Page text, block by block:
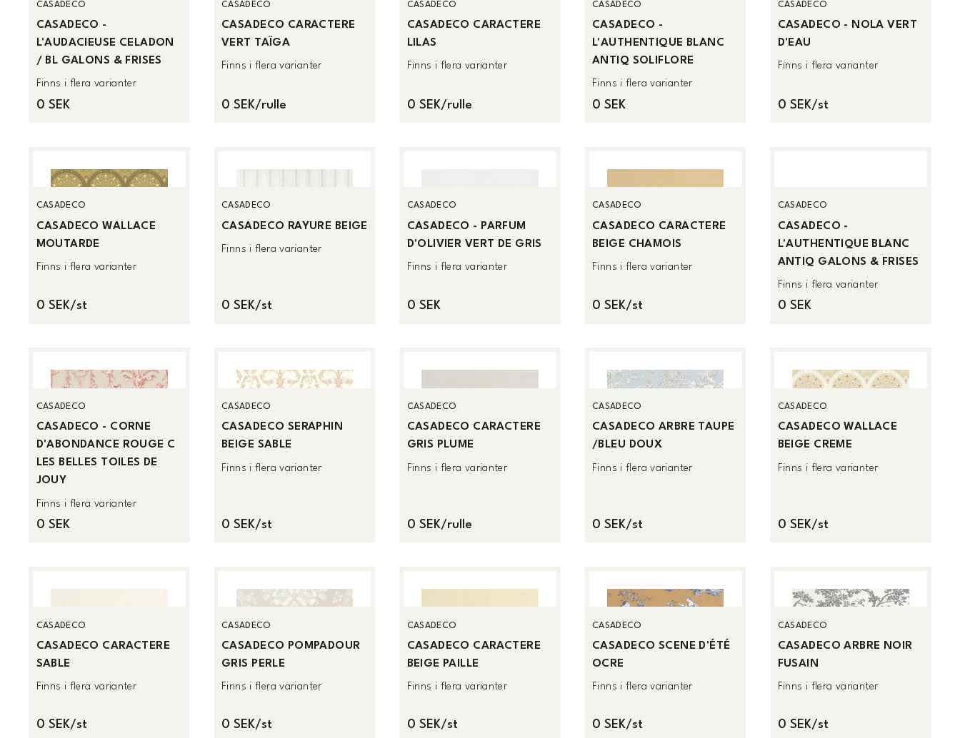
CASADECO
CASADECO -
L'AUDACIEUSE CELADON
/ BL GALONS & FRISES
Finns i flera varianter
0 SEK
CASADECO
CASADECO CARACTERE
VERT TAÏGA
Finns i flera varianter
0 SEK/rulle
CASADECO
CASADECO CARACTERE
LILAS
Finns i flera varianter
0 SEK/rulle
CASADECO
CASADECO -
L'AUTHENTIQUE BLANC
ANTIQ SOLIFLORE
Finns i flera varianter
0 SEK
CASADECO
CASADECO - NOLA VERT
D'EAU
Finns i flera varianter
0 SEK/st
CASADECO
CASADECO WALLACE
MOUTARDE
Finns i flera varianter
0 SEK/st
CASADECO
CASADECO RAYURE BEIGE
Finns i flera varianter
0 SEK/st
CASADECO
CASADECO - PARFUM
D'OLIVIER VERT DE GRIS
Finns i flera varianter
0 SEK
CASADECO
CASADECO CARACTERE
BEIGE CHAMOIS
Finns i flera varianter
0 SEK/st
CASADECO
CASADECO -
L'AUTHENTIQUE BLANC
ANTIQ GALONS & FRISES
Finns i flera varianter
0 SEK
CASADECO
CASADECO - CORNE
D'ABONDANCE ROUGE C
LES BELLES TOILES DE
JOUY
Finns i flera varianter
0 SEK
CASADECO
CASADECO SERAPHIN
BEIGE SABLE
Finns i flera varianter
0 SEK/st
CASADECO
CASADECO CARACTERE
GRIS PLUME
Finns i flera varianter
0 SEK/rulle
CASADECO
CASADECO ARBRE TAUPE
/BLEU DOUX
Finns i flera varianter
0 SEK/st
CASADECO
CASADECO WALLACE
BEIGE CREME
Finns i flera varianter
0 SEK/st
CASADECO
CASADECO CARACTERE
SABLE
Finns i flera varianter
0 SEK/st
CASADECO
CASADECO POMPADOUR
GRIS PERLE
Finns i flera varianter
0 SEK/st
CASADECO
CASADECO CARACTERE
BEIGE PAILLE
Finns i flera varianter
0 SEK/st
CASADECO
CASADECO SCENE D'ÉTÉ
OCRE
Finns i flera varianter
0 SEK/st
CASADECO
CASADECO ARBRE NOIR
FUSAIN
Finns i flera varianter
0 SEK/st